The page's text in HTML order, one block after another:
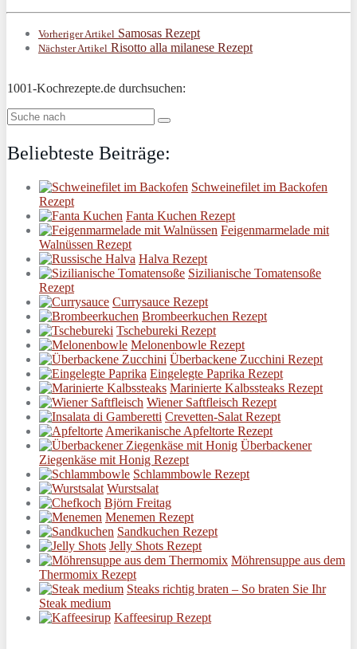
Vorheriger Artikel Samosas Rezept
Nächster Artikel Risotto alla milanese Rezept
1001-Kochrezepte.de durchsuchen:
Beliebteste Beiträge:
Schweinefilet im Backofen
Rezept
Fanta Kuchen Rezept
Feigenmarmelade mit
Walnüssen Rezept
Halva Rezept
Sizilianische Tomatensoße
Rezept
Currysauce Rezept
Brombeerkuchen Rezept
Tschebureki Rezept
Melonenbowle Rezept
Überbackene Zucchini Rezept
Eingelegte Paprika Rezept
Marinierte Kalbssteaks Rezept
Wiener Saftfleisch Rezept
Crevetten-Salat Rezept
Amerikanische Apfeltorte Rezept
Überbackener
Ziegenkäse mit Honig Rezept
Schlammbowle Rezept
Wurstsalat
Björn Freitag
Menemen Rezept
Sandkuchen Rezept
Jelly Shots Rezept
Möhrensuppe aus dem
Thermomix Rezept
Steaks richtig braten – So braten Sie Ihr
Steak medium
Kaffeesirup Rezept